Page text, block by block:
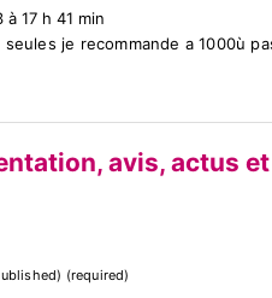
17 h 41 min
je recommande a 1000ù
avis, actus
(required)